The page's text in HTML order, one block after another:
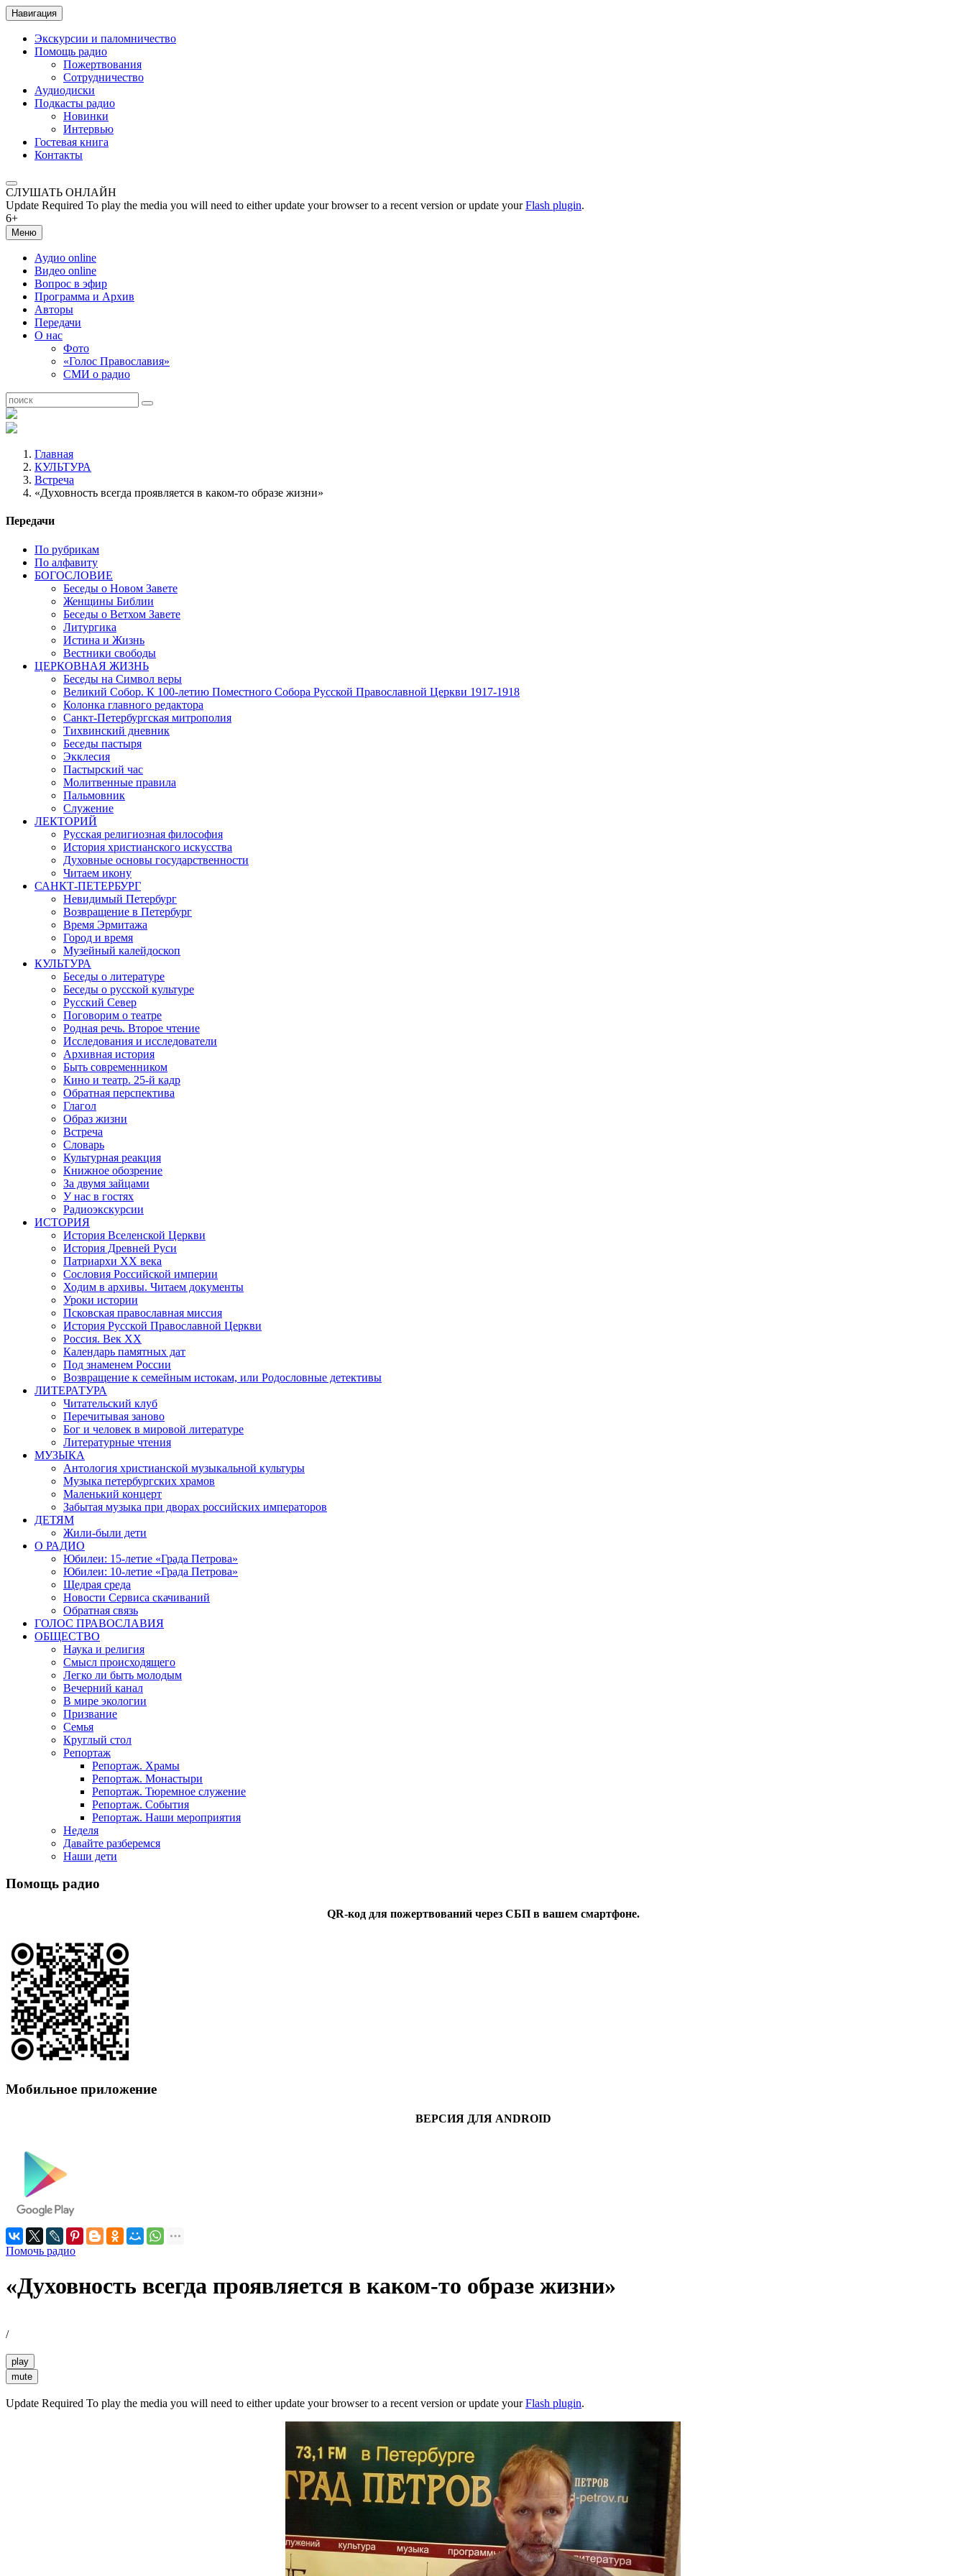
Навигация
Экскурсии и паломничество
Помощь радио
Пожертвования
Сотрудничество
Аудиодиски
Подкасты радио
Новинки
Интервью
Гостевая книга
Контакты
СЛУШАТЬ ОНЛАЙН
Update Required To play the media you will need to either update your browser to a recent version or update yourFlash plugin.
6+
Меню
Аудио online
Видео online
Вопрос в эфир
Программа и Архив
Авторы
Передачи
О нас
Фото
«Голос Православия»
СМИ о радио
Главная
КУЛЬТУРА
Встреча
«Духовность всегда проявляется в каком-то образе жизни»
Передачи
По рубрикам
По алфавиту
БОГОСЛОВИЕ
Беседы о Новом Завете
Женщины Библии
Беседы о Ветхом Завете
Литургика
Истина и Жизнь
Вестники свободы
ЦЕРКОВНАЯ ЖИЗНЬ
Беседы на Символ веры
Великий Собор. К 100-летию Поместного Собора Русской Православной Церкви 1917-1918
Колонка главного редактора
Санкт-Петербургская митрополия
Тихвинский дневник
Беседы пастыря
Экклесия
Пастырский час
Молитвенные правила
Пальмовник
Служение
ЛЕКТОРИЙ
Русская религиозная философия
История христианского искусства
Духовные основы государственности
Читаем икону
САНКТ-ПЕТЕРБУРГ
Невидимый Петербург
Возвращение в Петербург
Время Эрмитажа
Город и время
Музейный калейдоскоп
КУЛЬТУРА
Беседы о литературе
Беседы о русской культуре
Русский Север
Поговорим о театре
Родная речь. Второе чтение
Исследования и исследователи
Архивная история
Быть современником
Кино и театр. 25-й кадр
Обратная перспектива
Глагол
Образ жизни
Встреча
Словарь
Культурная реакция
Книжное обозрение
За двумя зайцами
У нас в гостях
Радиоэкскурсии
ИСТОРИЯ
История Вселенской Церкви
История Древней Руси
Патриархи XX века
Сословия Российской империи
Ходим в архивы. Читаем документы
Уроки истории
Псковская православная миссия
История Русской Православной Церкви
Россия. Век ХХ
Календарь памятных дат
Под знаменем России
Возвращение к семейным истокам, или Родословные детективы
ЛИТЕРАТУРА
Читательский клуб
Перечитывая заново
Бог и человек в мировой литературе
Литературные чтения
МУЗЫКА
Антология христианской музыкальной культуры
Музыка петербургских храмов
Маленький концерт
Забытая музыка при дворах российских императоров
ДЕТЯМ
Жили-были дети
О РАДИО
Юбилеи: 15-летие «Града Петрова»
Юбилеи: 10-летие «Града Петрова»
Щедрая среда
Новости Сервиса скачиваний
Обратная связь
ГОЛОС ПРАВОСЛАВИЯ
ОБЩЕСТВО
Наука и религия
Смысл происходящего
Легко ли быть молодым
Вечерний канал
В мире экологии
Призвание
Семья
Круглый стол
Репортаж
Репортаж. Храмы
Репортаж. Монастыри
Репортаж. Тюремное служение
Репортаж. События
Репортаж. Наши мероприятия
Неделя
Давайте разберемся
Наши дети
Помощь радио
QR-код для пожертвований через СБП в вашем смартфоне.
Мобильное приложение
ВЕРСИЯ ДЛЯ ANDROID
Помочь радио
«Духовность всегда проявляется в каком-то образе жизни»
/
play
mute
Update Required To play the media you will need to either update your browser to a recent version or update yourFlash plugin.